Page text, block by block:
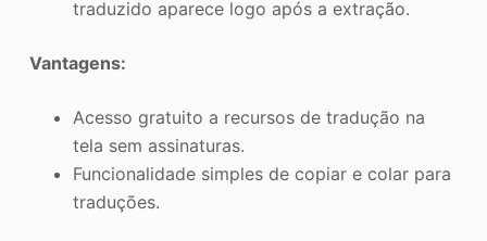
traduzido aparece logo após a extração.
Vantagens:
Acesso gratuito a recursos de tradução na
tela sem assinaturas.
Funcionalidade simples de copiar e colar para
traduções.